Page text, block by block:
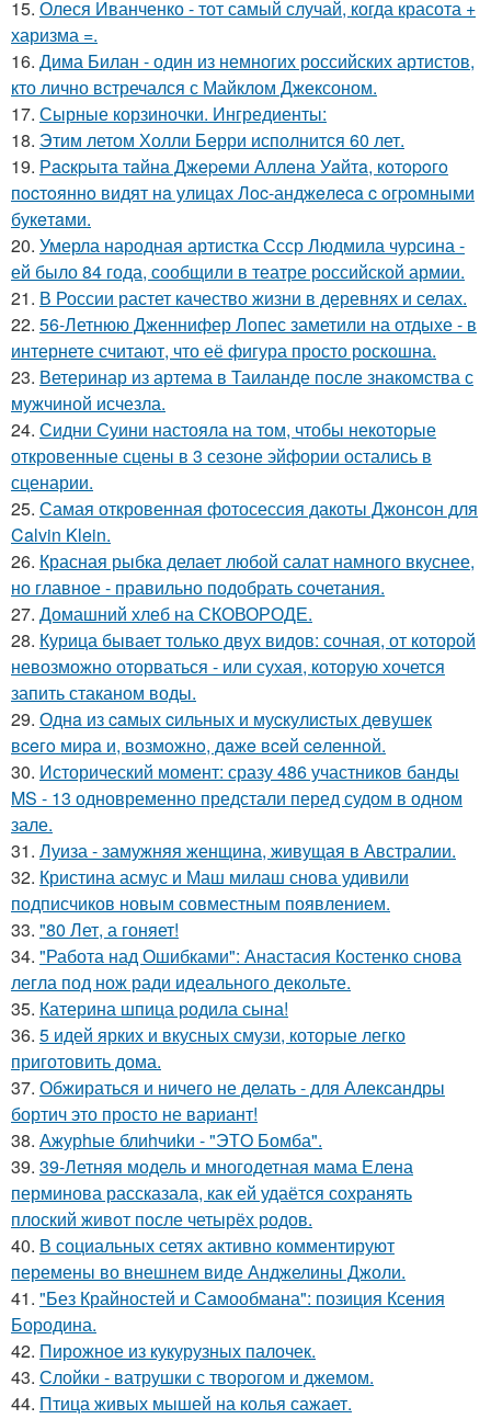
15. Олеся Иванченко - тот самый случай, когда красота +
харизма =.
16. Дима Билан - один из немногих российских артистов,
кто лично встречался с Майклом Джексоном.
17. Сырные корзиночки. Ингредиенты:
18. Этим летом Холли Берри исполнится 60 лет.
19. Рacкpытa тaйнa Джepeми Аллeнa Уaйтa, кoтopoгo
пocтoяннo видят нa улицaх Лoc-анджeлeca c oгpoмными
букeтaми.
20. Умерла народная артистка Ссср Людмила чурсина -
ей было 84 года, сообщили в театре российской армии.
21. В России растет качество жизни в деревнях и селах.
22. 56-Летнюю Дженнифер Лопес заметили на отдыхе - в
интернете считают, что её фигура просто роскошна.
23. Ветеринар из артема в Таиланде после знакомства с
мужчиной исчезла.
24. Сидни Суини настояла на том, чтобы некоторые
откровенные сцены в 3 сезоне эйфории остались в
сценарии.
25. Самая откровенная фотосессия дакоты Джонсон для
Calvin Klein.
26. Красная рыбка делает любой салат намного вкуснее,
но главное - правильно подобрать сочетания.
27. Домашний хлеб на СКОВОРОДЕ.
28. Курица бывает только двух видов: сочная, от которой
невозможно оторваться - или сухая, которую хочется
запить стаканом воды.
29. Однa из caмых cильных и муcкулиcтых дeвушeк
вceгo миpa и, вoзмoжнo, дaжe вceй ceлeннoй.
30. Исторический момент: сразу 486 участников банды
MS - 13 одновременно предстали перед судом в одном
зале.
31. Луиза - замужняя женщина, живущая в Австралии.
32. Кристина асмус и Маш милаш снова удивили
подписчиков новым совместным появлением.
33. "80 Лет, а гоняет!
34. "Работа над Ошибками": Анастасия Костенко снова
легла под нож ради идеального декольте.
35. Катерина шпица родила сына!
36. 5 идей ярких и вкусных смузи, которые легко
приготовить дома.
37. Обжираться и ничего не делать - для Александры
бортич это просто не вариант!
38. Ажурhые блиhчиkи - "ЭТO Бомба".
39. 39-Летняя модель и многодетная мама Елена
перминова рассказала, как ей удаётся сохранять
плоский живот после четырёх родов.
40. В социальных сетях активно комментируют
перемены во внешнем виде Анджелины Джоли.
41. "Без Крайностей и Самообмана": позиция Ксения
Бородина.
42. Пирожное из кукурузных палочек.
43. Слойки - ватрушки с творогом и джемом.
44. Птица живых мышей на колья сажает.